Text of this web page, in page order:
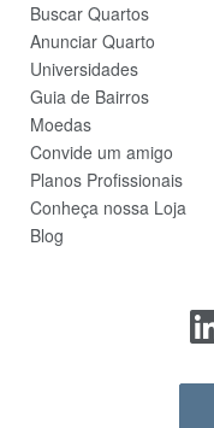
Buscar Quartos
Anunciar Quarto
Universidades
Guia de Bairros
Moedas
Convide um amigo
Planos Profissionais
Conheça nossa Loja
Blog